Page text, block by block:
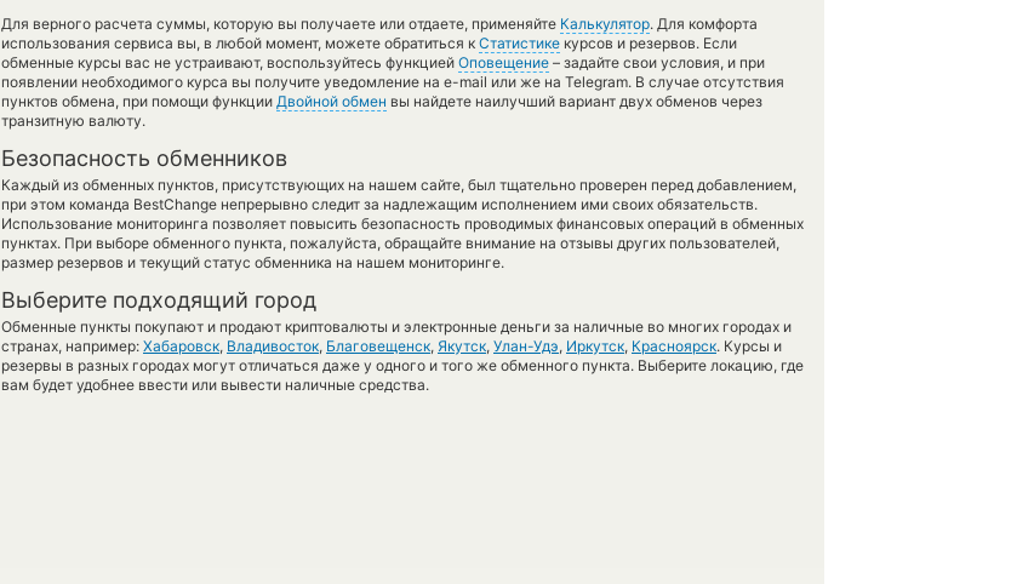
Для верного расчета суммы, которую вы получаете или отдаете, применяйте Калькулятор. Для комфорта
использования сервиса вы, в любой момент, можете обратиться к Статистике курсов и резервов. Если
обменные курсы вас не устраивают, воспользуйтесь функцией Оповещение – задайте свои условия, и при
появлении необходимого курса вы получите уведомление на e-mail или же на Telegram. В случае отсутствия
пунктов обмена, при помощи функции Двойной обмен вы найдете наилучший вариант двух обменов через
транзитную валюту.
Безопасность обменников
Каждый из обменных пунктов, присутствующих на нашем сайте, был тщательно проверен перед добавлением,
при этом команда BestChange непрерывно следит за надлежащим исполнением ими своих обязательств.
Использование мониторинга позволяет повысить безопасность проводимых финансовых операций в обменных
пунктах. При выборе обменного пункта, пожалуйста, обращайте внимание на отзывы других пользователей,
размер резервов и текущий статус обменника на нашем мониторинге.
Выберите подходящий город
Обменные пункты покупают и продают криптовалюты и электронные деньги за наличные во многих городах и
странах, например: Хабаровск, Владивосток, Благовещенск, Якутск, Улан-Удэ, Иркутск, Красноярск. Курсы и
резервы в разных городах могут отличаться даже у одного и того же обменного пункта. Выберите локацию, где
вам будет удобнее ввести или вывести наличные средства.